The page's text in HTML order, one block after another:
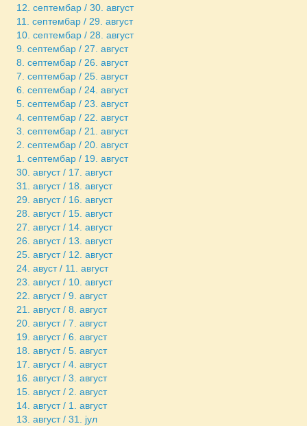
12. септембар / 30. август
11. септембар / 29. август
10. септембар / 28. август
9. септембар / 27. август
8. септембар / 26. август
7. септембар / 25. август
6. септембар / 24. август
5. септембар / 23. август
4. септембар / 22. август
3. септембар / 21. август
2. септембар / 20. август
1. септембар / 19. август
30. август / 17. август
31. август / 18. август
29. август / 16. август
28. август / 15. август
27. август / 14. август
26. август / 13. август
25. август / 12. август
24. авуст / 11. август
23. август / 10. август
22. август / 9. август
21. август / 8. август
20. август / 7. август
19. август / 6. август
18. август / 5. август
17. август / 4. август
16. август / 3. август
15. август / 2. август
14. август / 1. август
13. август / 31. јул